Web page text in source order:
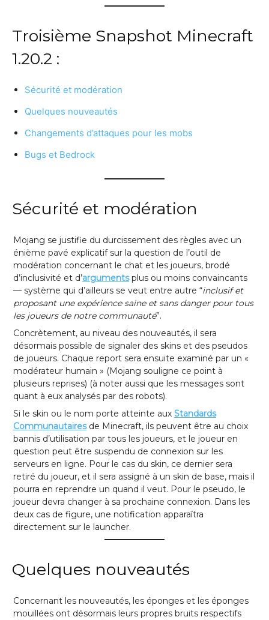
Troisième Snapshot Minecraft
1.20.2 :
Sécurité et modération
Quelques nouveautés
Changements d’attaques pour les mobs
Bugs et Bedrock
Sécurité et modération
Mojang se justifie du durcissement des règles avec un
énième pavé explicatif sur la question de l’outil de
modération concernant le chat et les joueurs, brodé
d’inclusivité et d’argumentsplus ou moins convaincants
— système qui d’ailleurs se veut entre autre “inclusif et
proposant une expérience saine et sans danger pour tous
les joueurs de notre communauté”.
Concrètement, au niveau des nouveautés, il sera
désormais possible de signaler des skins et des pseudos
de joueurs. Chaque report sera ensuite examiné par un «
modérateur humain » (Mojang souligne ce point à
plusieurs reprises) (à noter aussi que les messages sont
quant à eux analysés par des robots).
Si le skin ou le nom porte atteinte aux Standards
Communautairesde Minecraft, ils peuvent être au choix
bannis d’utilisation par tous les joueurs, et le joueur en
question peut être suspendu de connexion sur les
serveurs en ligne. Pour le cas du skin, ce dernier sera
retiré du joueur, et il sera assigné à un skin de base, mais il
pourra en reprendre un quand il veut. Pour le pseudo, le
joueur devra changer à sa prochaine connexion. Dans les
deux cas de figure, une notification apparaîtra
directement sur le launcher.
Quelques nouveautés
Concernant les nouveautés, les éponges et les éponges
mouillées ont désormais leurs propres bruits respectifs